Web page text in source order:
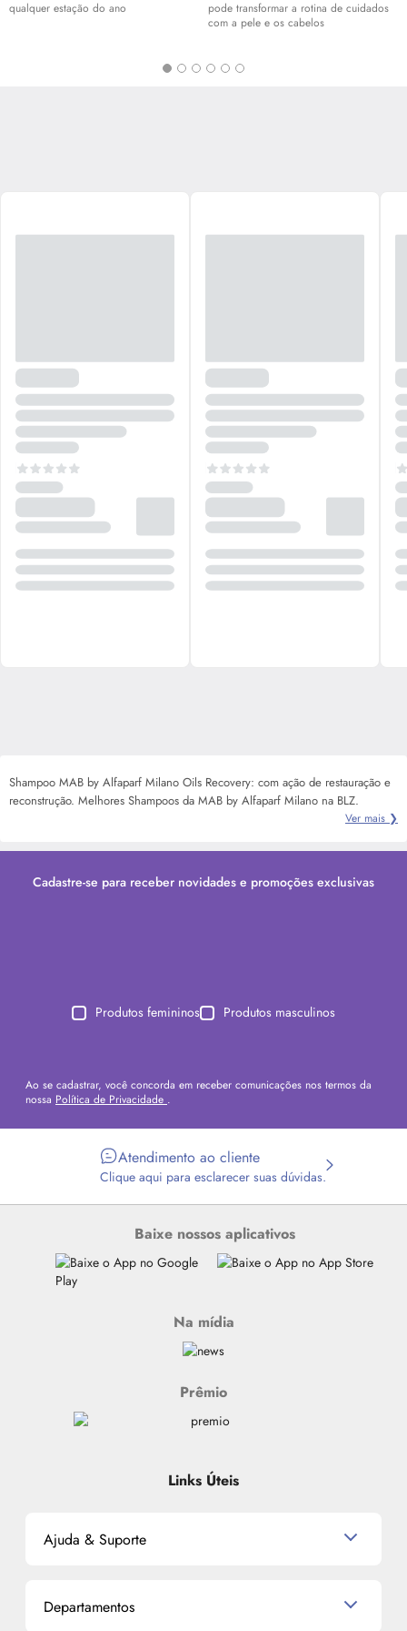
qualquer estação do ano
pode transformar a rotina de cuidados
com a pele e os cabelos
Shampoo MAB by Alfaparf Milano Oils Recovery: com ação de restauração e
reconstrução. Melhores Shampoos da MAB by Alfaparf Milano na BLZ.
Ver mais ❯
Cadastre-se para receber novidades e promoções exclusivas
Produtos femininos Produtos masculinos
Ao se cadastrar, você concorda em receber comunicações nos termos da
nossa Política de Privacidade .
Atendimento ao cliente
Clique aqui para esclarecer suas dúvidas.
Baixe nossos aplicativos
Na mídia
Prêmio
Links Úteis
Ajuda & Suporte
Política de Devolução
Departamentos